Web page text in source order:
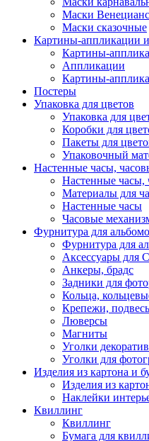
Маски
Маски сказочные
Картины-аппликации
Картины-
Аппликации
Картины-
Постеры
Упаковка для цветов
Упаковка для
Коробки для
Пакеты для
Упаковочный
Настенные часы,
Настенные часы,
Материалы для
Настенные часы
Часовые
Фурнитура для
Фурнитура для
Аксессуары для
Анкеры, брадс
Задники для
Кольца,
Крепежи,
Люверсы
Магниты
Уголки
Уголки для
Изделия из картона и
Изделия из
Наклейки
Квиллинг
Квиллинг
Бумага для